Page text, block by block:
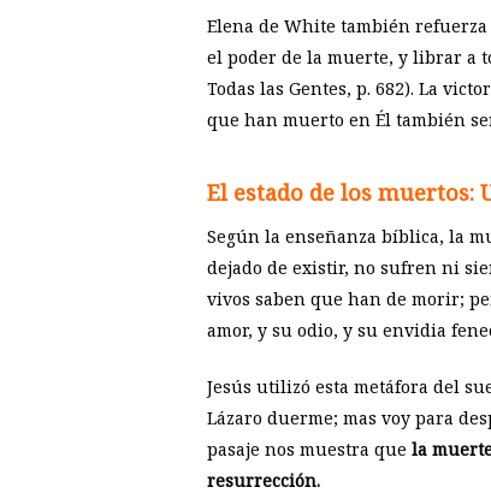
Elena de White también
el poder de la muerte, y librar a
Todas las Gentes, p. 682). La
que han muerto en Él también
El estado de los muertos:
Según la enseñanza bíblica, la
dejado de existir, no sufren ni
vivos saben que han de morir;
amor, y su odio, y su envidia
Jesús utilizó esta metáfora del
Lázaro duerme; mas voy para
pasaje nos muestra que la
resurrección.